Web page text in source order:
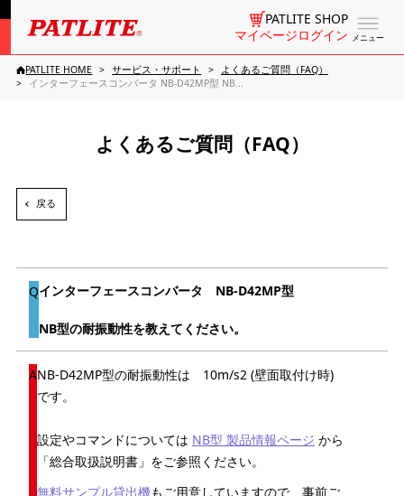
メニュー
PATLITE SHOP
マイページログイン
PATLITE HOME サービス・サポート
よくあるご質問（FAQ）
インターフェースコンバータ NB-D42MP型 NB...
よくあるご質問（FAQ）
戻る
インターフェースコンバータ NB-D42MP型
NB型の耐振動性を教えてください。
NB-D42MP型の耐振動性は 10m/s2(壁面取付け時)
です。
設定やコマンドについては NB型 製品情報ページ から
「総合取扱説明書」をご参照ください。
無料サンプル貸出機もご用意していますので、事前ご